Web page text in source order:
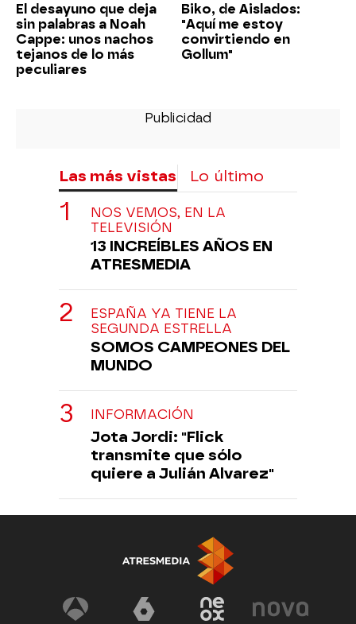
El desayuno que deja
sin palabras a Noah
Cappe: unos nachos
tejanos de lo más
peculiares
Biko, de Aislados:
"Aquí me estoy
convirtiendo en
Gollum"
Las más vistas Lo último
NOS VEMOS, EN LA
TELEVISIÓN
13 INCREÍBLES AÑOS EN
ATRESMEDIA
ESPAÑA YA TIENE LA
SEGUNDA ESTRELLA
SOMOS CAMPEONES DEL
MUNDO
INFORMACIÓN
Jota Jordi: "Flick
transmite que sólo
quiere a Julián Alvarez"